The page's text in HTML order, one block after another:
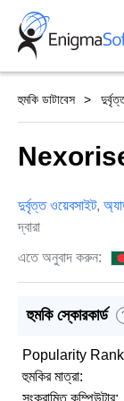
Skip
content
হুমকি ডাটাবেস
দুর্বৃত্ত ওয়েবসাইট,
দ্বারা
এতে অনুবাদ করুন:
হুমকি স্কোরকার্ড
Popularity
হুমকির মাত্রা:
সংক্রামিত কম্পিউটার: